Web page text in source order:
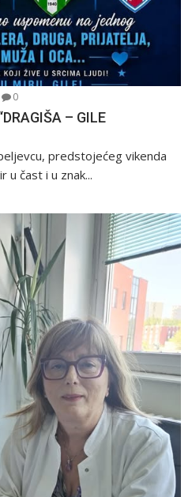
0
– GILE
predstojećeg vikenda
u čast i u znak...